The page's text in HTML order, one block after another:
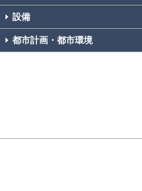
設備
都市計画・都市環境